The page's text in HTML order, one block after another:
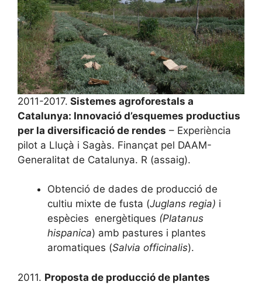
2011-2017. Sistemes agroforestals a
Catalunya: Innovació d’esquemes productius
per la diversificació de rendes – Experiència
pilot a Lluçà i Sagàs. Finançat pel DAAM-
Generalitat de Catalunya. R (assaig).
Obtenció de dades de producció de
cultiu mixte de fusta (Juglans regia) i
espècies energètiques (Platanus
hispanica) amb pastures i plantes
aromatiques (Salvia officinalis).
2011. Proposta de producció de plantes